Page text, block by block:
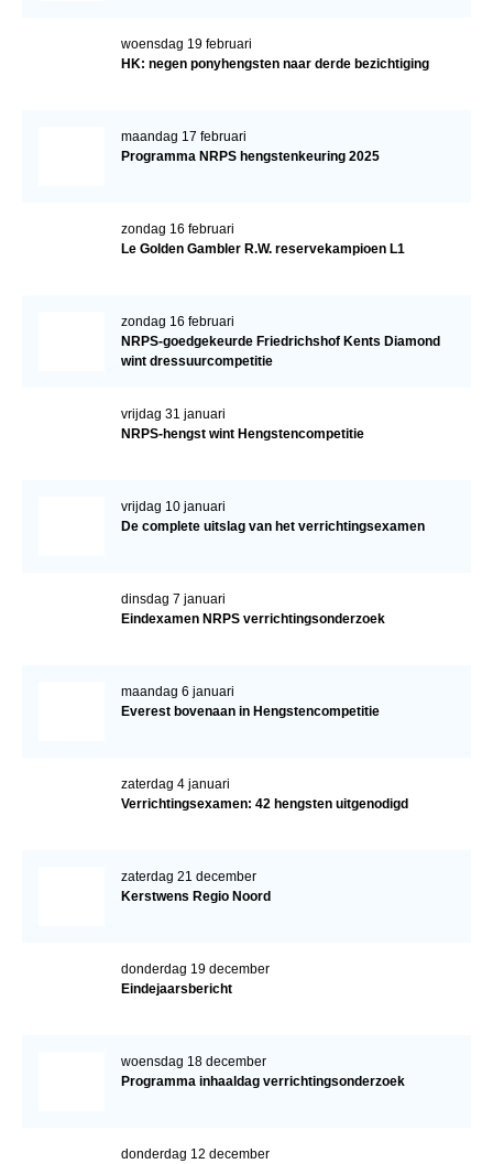
woensdag 19 februari
HK: negen ponyhengsten naar derde bezichtiging
maandag 17 februari
Programma NRPS hengstenkeuring 2025
zondag 16 februari
Le Golden Gambler R.W. reservekampioen L1
zondag 16 februari
NRPS-goedgekeurde Friedrichshof Kents Diamond
wint dressuurcompetitie
vrijdag 31 januari
NRPS-hengst wint Hengstencompetitie
vrijdag 10 januari
De complete uitslag van het verrichtingsexamen
dinsdag 7 januari
Eindexamen NRPS verrichtingsonderzoek
maandag 6 januari
Everest bovenaan in Hengstencompetitie
zaterdag 4 januari
Verrichtingsexamen: 42 hengsten uitgenodigd
zaterdag 21 december
Kerstwens Regio Noord
donderdag 19 december
Eindejaarsbericht
woensdag 18 december
Programma inhaaldag verrichtingsonderzoek
donderdag 12 december